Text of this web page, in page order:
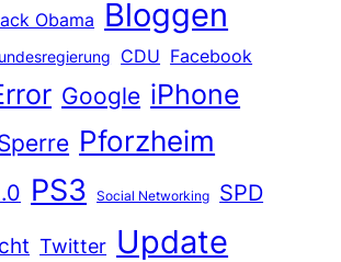
Obama Bloggen
CDU Facebook
Google iPhone
Pforzheim
PS3 Social Networking
SPD
Twitter Update